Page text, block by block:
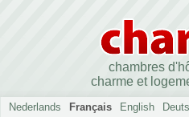
chambres
charme et
Nederlands Français English